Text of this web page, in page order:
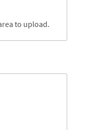
to upload.